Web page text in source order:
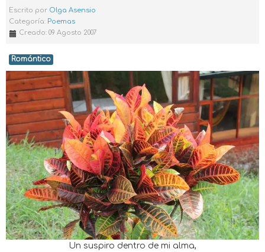
Escrito por Olga Asensio
Categoría: Poemas
Creado: 09 Agosto 2007
Romántico
Un suspiro dentro de mi alma,